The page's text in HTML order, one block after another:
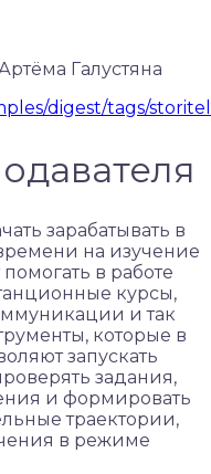
Галустяна
digest/tags/
зарабатывать в
на изучение
в работе
курсы,
и так
которые в
запускать
задания,
и формировать
траектории,
в режиме